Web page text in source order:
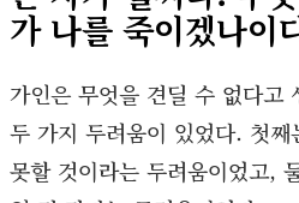
가 나를 죽이겠나이
가인은 무엇을 견딜 수 없다고
두 가지 두려움이 있었다. 첫
못할 것이라는 두려움이었고,